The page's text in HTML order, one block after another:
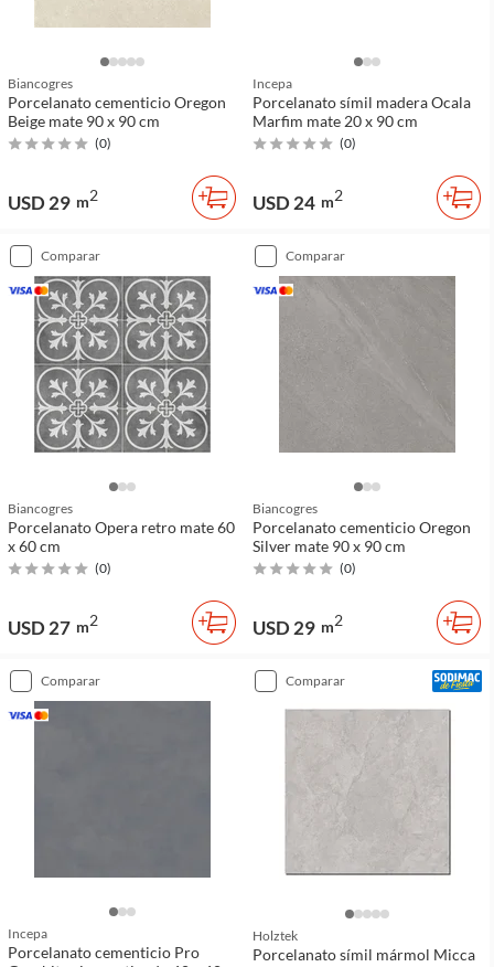
Biancogres
Porcelanato cementicio Oregon
Beige mate 90 x 90 cm
(0)
USD 29 m2
Incepa
Porcelanato símil madera Ocala
Marfim mate 20 x 90 cm
(0)
USD 24 m2
comparar
Biancogres
Porcelanato Opera retro mate 60
x 60 cm
(0)
USD 27 m2
comparar
Biancogres
Porcelanato cementicio Oregon
Silver mate 90 x 90 cm
(0)
USD 29 m2
comparar
Incepa
Porcelanato cementicio Pro
comparar
Holztek
Porcelanato símil mármol Micca